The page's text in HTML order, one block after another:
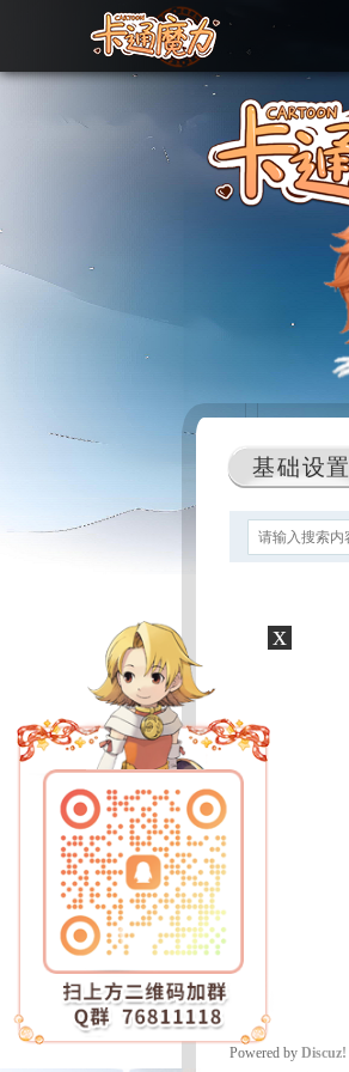
基础设置
Powered by Discuz!
x